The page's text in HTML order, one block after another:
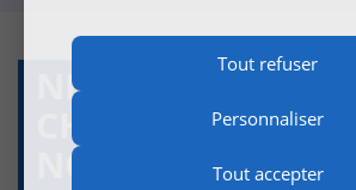
Tout refuser
Personnaliser
Tout accepter
NEW TESTAMENT
CHRONOLOGIE DU
NOUVEAU